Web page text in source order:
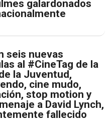
galardonados
seis nuevas
al #CineTag de la
la Juventud,
cine mudo,
stop motion y
a David Lynch,
fallecido